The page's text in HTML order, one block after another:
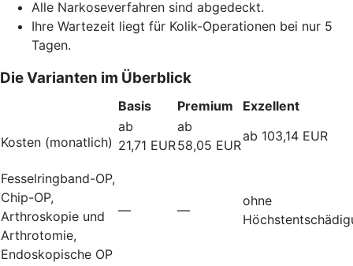
Alle Narkoseverfahren sind abgedeckt.
Ihre Wartezeit liegt für Kolik-Operationen bei nur 5
Tagen.
Die Varianten im Überblick
Basis Premium Exzellent
Kosten (monatlich)
ab
21,71 EUR
ab
58,05 EUR
ab 103,14 EUR
Fesselringband-OP,
Chip-OP,
Arthroskopie und
Arthrotomie,
Endoskopische OP
— —
ohne